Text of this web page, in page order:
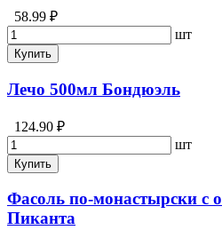
58.99 ₽
шт
Купить
Лечо 500мл Бондюэль
124.90 ₽
шт
Купить
Фасоль по-монастырски с
Пиканта